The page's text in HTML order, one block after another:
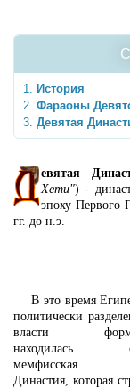
История
Фараоны
Девятая
евятая
Хети") -
эпоху Первого
гг. до н.э.
В это время
политически
власти
находилась
мемфисская
Династия, которая